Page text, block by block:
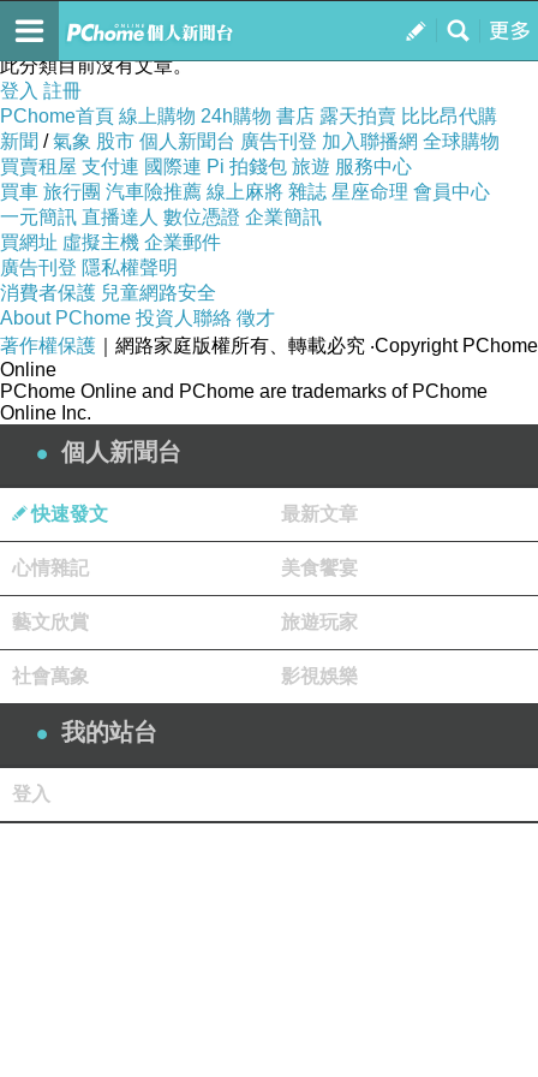
我的
訂閱
一天四十八小時
此分類目前沒有文章。
登入 註冊
PChome首頁 線上購物 24h購物 書店 露天拍賣 比比昂代購
新聞 /氣象 股市 個人新聞台 廣告刊登 加入聯播網 全球購物
買賣租屋 支付連 國際連 Pi 拍錢包 旅遊 服務中心
買車 旅行團 汽車險推薦 線上麻將 雜誌 星座命理 會員中心
一元簡訊 直播達人 數位憑證 企業簡訊
買網址 虛擬主機 企業郵件
廣告刊登 隱私權聲明
消費者保護 兒童網路安全
About PChome 投資人聯絡 徵才
著作權保護 ｜網路家庭版權所有、轉載必究 ‧Copyright PChome
Online
PChome Online and PChome are trademarks of PChome
Online Inc.
個人新聞台
快速發文 最新文章
心情雜記 美食饗宴
藝文欣賞 旅遊玩家
社會萬象 影視娛樂
我的站台
登入